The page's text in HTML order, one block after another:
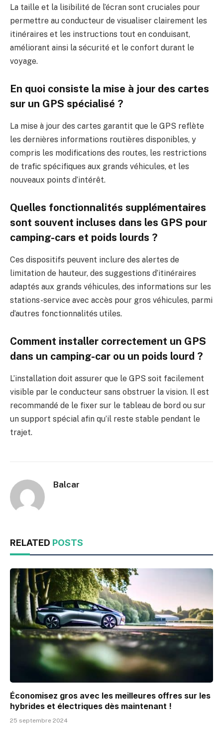
La taille et la lisibilité de l’écran sont cruciales pour
permettre au conducteur de visualiser clairement les
itinéraires et les instructions tout en conduisant,
améliorant ainsi la sécurité et le confort durant le
voyage.
En quoi consiste la mise à jour des cartes
sur un GPS spécialisé ?
La mise à jour des cartes garantit que le GPS reflète
les dernières informations routières disponibles, y
compris les modifications des routes, les restrictions
de trafic spécifiques aux grands véhicules, et les
nouveaux points d’intérêt.
Quelles fonctionnalités supplémentaires
sont souvent incluses dans les GPS pour
camping-cars et poids lourds ?
Ces dispositifs peuvent inclure des alertes de
limitation de hauteur, des suggestions d’itinéraires
adaptés aux grands véhicules, des informations sur les
stations-service avec accès pour gros véhicules, parmi
d’autres fonctionnalités utiles.
Comment installer correctement un GPS
dans un camping-car ou un poids lourd ?
L’installation doit assurer que le GPS soit facilement
visible par le conducteur sans obstruer la vision. Il est
recommandé de le fixer sur le tableau de bord ou sur
un support spécial afin qu’il reste stable pendant le
trajet.
Balcar
RELATED POSTS
Économisez gros avec les meilleures offres sur les
hybrides et électriques dès maintenant !
25 septembre 2024